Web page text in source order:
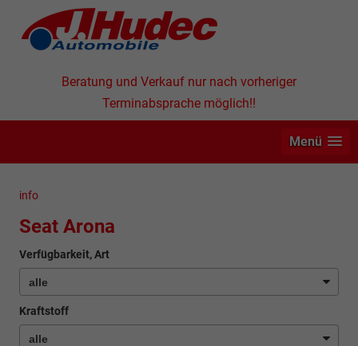
Beratung und Verkauf nur nach vorheriger
Terminabsprache möglich!!
Menü
info
Seat Arona
Verfügbarkeit, Art
Kraftstoff